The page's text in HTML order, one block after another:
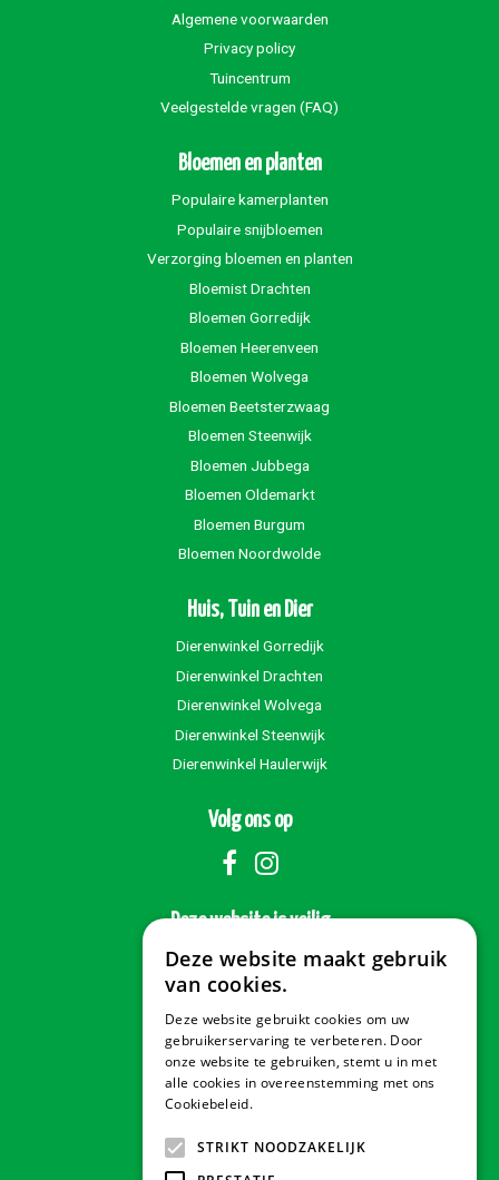
Algemene voorwaarden
Privacy policy
Tuincentrum
Veelgestelde vragen (FAQ)
Bloemen en planten
Populaire kamerplanten
Populaire snijbloemen
Verzorging bloemen en planten
Bloemist Drachten
Bloemen Gorredijk
Bloemen Heerenveen
Bloemen Wolvega
Bloemen Beetsterzwaag
Bloemen Steenwijk
Bloemen Jubbega
Bloemen Oldemarkt
Bloemen Burgum
Bloemen Noordwolde
Huis, Tuin en Dier
Dierenwinkel Gorredijk
Dierenwinkel Drachten
Dierenwinkel Wolvega
Dierenwinkel Steenwijk
Dierenwinkel Haulerwijk
Volg ons op
Deze website is veilig
Veilig betalen
Contact & Openingstijden
Deze website maakt gebruik
van cookies.
Deze website gebruikt cookies om uw
gebruikerservaring te verbeteren. Door
onze website te gebruiken, stemt u in met
alle cookies in overeenstemming met ons
Cookiebeleid.
STRIKT NOODZAKELIJK